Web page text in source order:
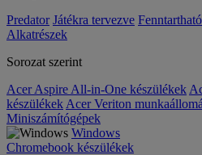
Predator Játékra tervezve
Alkatrészek
Sorozat szerint
Acer Aspire All-in-One készülékek
készülékek Acer Veriton
Miniszámítógépek
Windows
Chromebook készülékek